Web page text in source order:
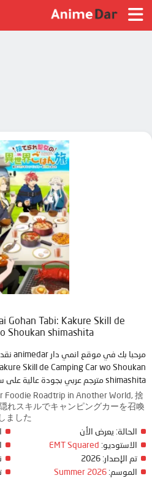
Gohan Tabi: Kakure Skill de
Shoukan shimashita
Skill de Camping Car wo Shoukan
shimashita مترجم عربي بجودة عالية على سرفرات متعددة, مشاهدة ممتعة
Foodie Roadtrip in Another World, 捨
れスキルでキャンピングカーを召喚
しました
الحالة: يعرض الأن
الاستوديو: EMT Squared
تم الإصدار:
الموسم: Summer 2026